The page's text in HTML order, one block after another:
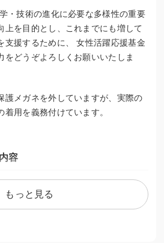
・技術の進化に必要な多様性の重要
上を目的とし、これまでにも増して
支援するために、 女性活躍応援基金
をどうぞよろしくお願いいたしま
メガネを外していますが、実際の
用を義務付けています。
容
用途に活用させて頂きます。
情報発信活動を支援
もっと見る